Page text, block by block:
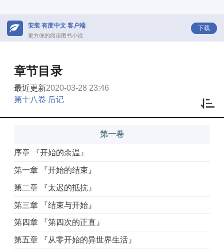
安装 有度中文 客户端
更方便的阅读图书小说
下载
章节目录
最近更新2020-03-28 23:46
第十八卷 后记
第一卷
序章 『开始的余温』
第一章 『开始的结束』
第二章 『太迟的抵抗』
第三章 『结束与开始』
第四章 『第四次的正直』
第五章 『从零开始的异世界生活』